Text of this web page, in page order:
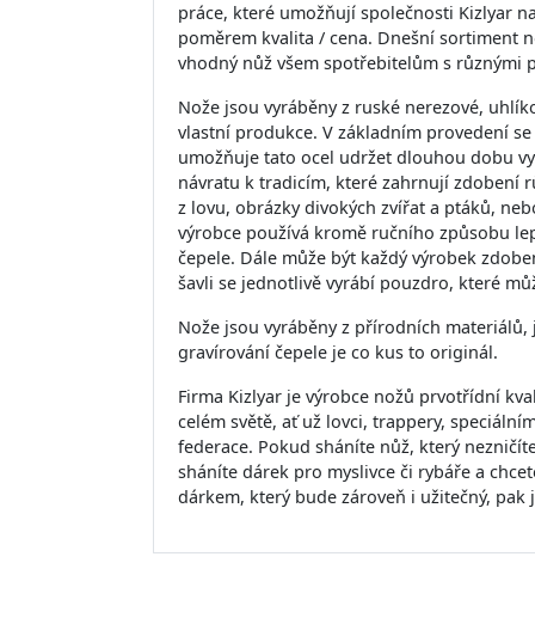
práce, které umožňují společnosti Kizlyar
poměrem kvalita / cena. Dnešní sortiment
vhodný nůž všem spotřebitelům s různými
Nože jsou vyráběny z ruské nerezové,
vlastní produkce. V základním provedení
umožňuje tato ocel udržet dlouhou dobu
návratu k tradicím, které zahrnují zdobení
z lovu, obrázky divokých zvířat a ptáků,
výrobce používá kromě ručního způsobu
čepele. Dále může být každý výrobek
šavli se jednotlivě vyrábí pouzdro, které
Nože jsou vyráběny z přírodních
gravírování čepele je co kus to originál.
Firma Kizlyar je výrobce nožů prvotřídní
celém světě, ať už lovci, trappery,
federace. Pokud sháníte nůž, který
sháníte dárek pro myslivce či rybáře a
dárkem, který bude zároveň i užitečný,